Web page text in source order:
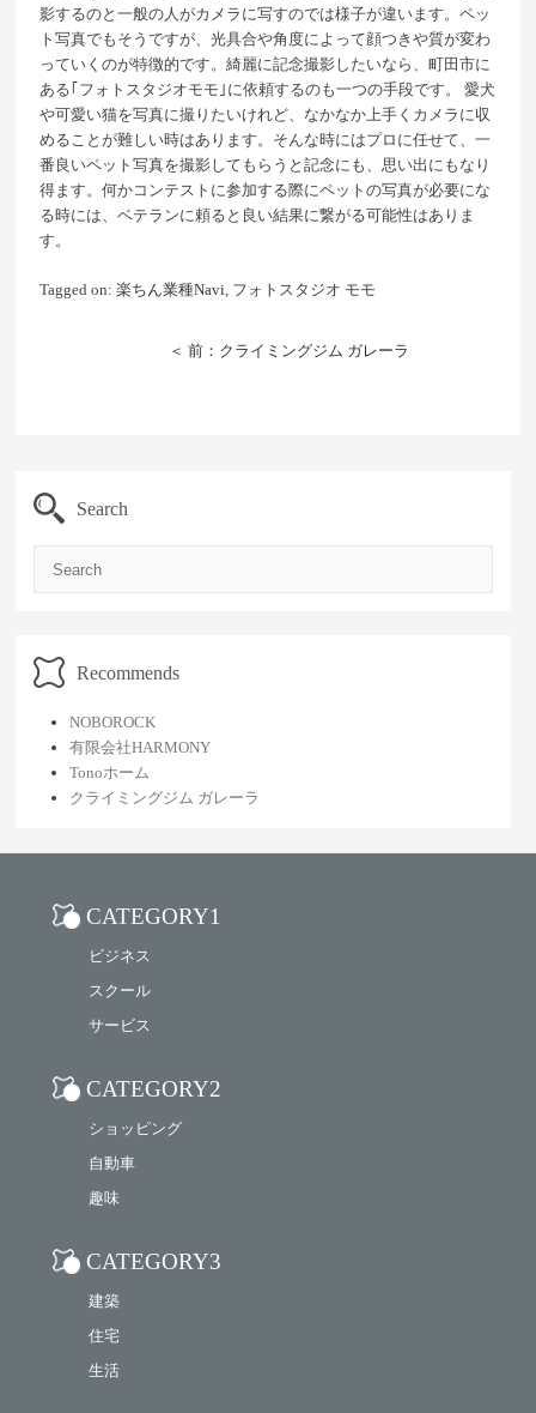
影するのと一般の人がカメラに写すのでは様子が違います。ペッ
ト写真でもそうですが、光具合や角度によって顔つきや質が変わ
っていくのが特徴的です。綺麗に記念撮影したいなら、町田市に
ある｢フォトスタジオモモ｣に依頼するのも一つの手段です。 愛犬
や可愛い猫を写真に撮りたいけれど、なかなか上手くカメラに収
めることが難しい時はあります。そんな時にはプロに任せて、一
番良いペット写真を撮影してもらうと記念にも、思い出にもなり
得ます。何かコンテストに参加する際にペットの写真が必要にな
る時には、ベテランに頼ると良い結果に繋がる可能性はありま
す。
Tagged on:楽ちん業種Navi, フォトスタジオ モモ
＜ 前：クライミングジム ガレーラ
Search
Recommends
NOBOROCK
有限会社HARMONY
Tonoホーム
クライミングジム ガレーラ
CATEGORY1
ビジネス
スクール
サービス
CATEGORY2
ショッピング
自動車
趣味
CATEGORY3
建築
住宅
生活